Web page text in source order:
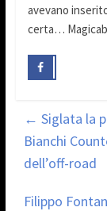
avevano
certa…
← Siglata la
Bianchi
dell’off-road
Filippo